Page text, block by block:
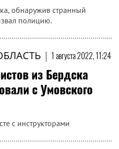
обнаружив странный
полицию.
| 1 августа 2022, 11:24
из Бердска
с Умовского
с инструкторами